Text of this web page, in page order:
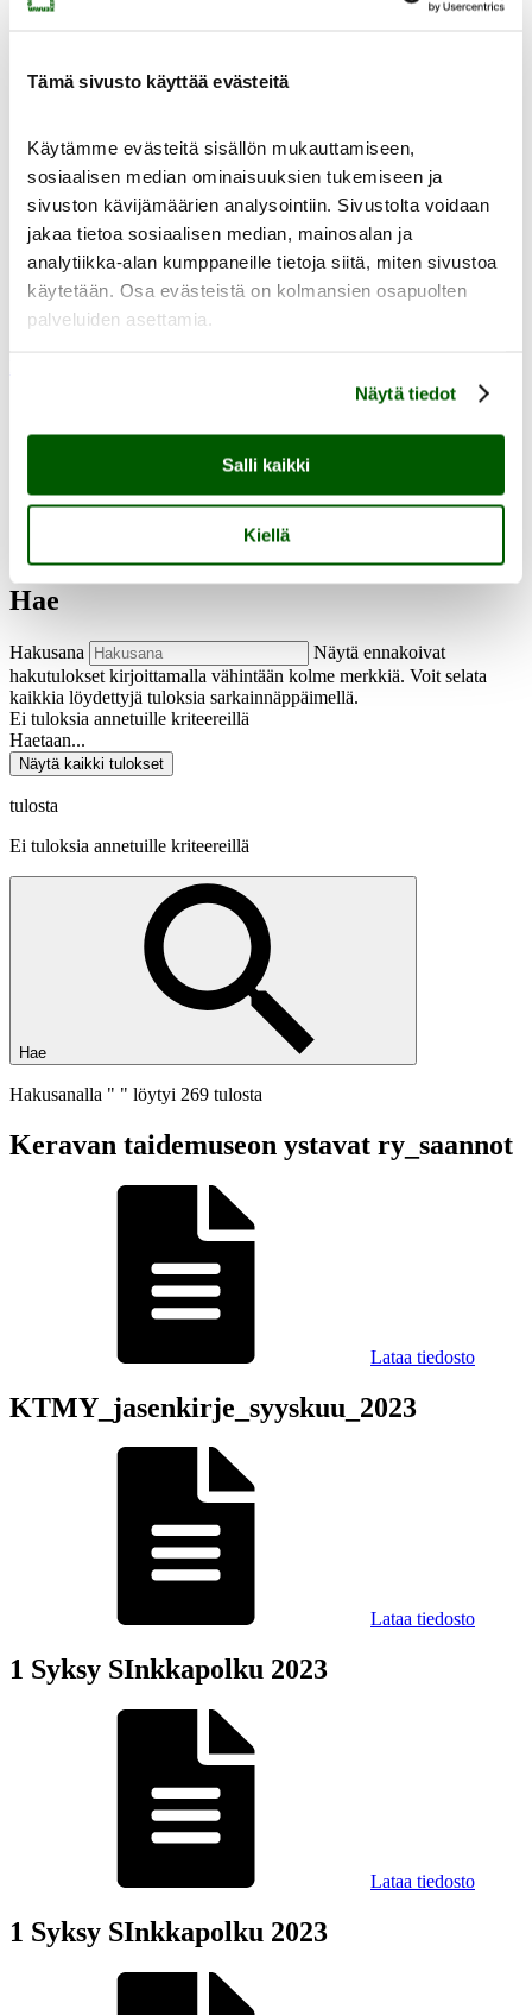
Tämä sivusto käyttää evästeitä
Käytämme evästeitä sisällön mukauttamiseen,
sosiaalisen median ominaisuuksien tukemiseen ja
sivuston kävijämäärien analysointiin. Sivustolta voidaan
jakaa tietoa sosiaalisen median, mainosalan ja
analytiikka-alan kumppaneille tietoja siitä, miten sivustoa
käytetään. Osa evästeistä on kolmansien osapuolten
palveluiden asettamia.
Näytä tiedot
Salli kaikki
Kiellä
Uutiset
Hae
Hakusana
Näytä ennakoivat
hakutulokset kirjoittamalla vähintään kolme merkkiä. Voit selata
kaikkia löydettyjä tuloksia sarkainnäppäimellä.
Ei tuloksia annetuille kriteereillä
Haetaan...
Näytä kaikki tulokset
tulosta
Ei tuloksia annetuille kriteereillä
Hae
Hakusanalla " " löytyi 269 tulosta
Keravan taidemuseon ystavat ry_saannot
Lataa tiedosto
KTMY_jasenkirje_syyskuu_2023
Lataa tiedosto
1 Syksy SInkkapolku 2023
Lataa tiedosto
1 Syksy SInkkapolku 2023